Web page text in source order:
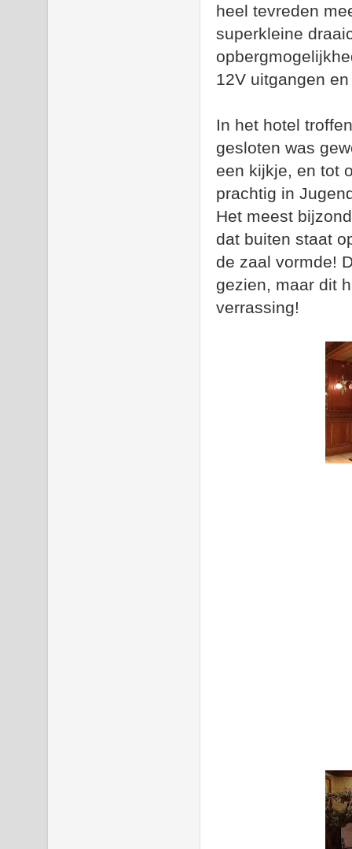
heel tevreden
superkleine
12V uitgangen
In het hotel
gesloten was
een kijkje, en tot
prachtig in
Het meest
dat buiten staat
de zaal vormde!
gezien, maar dit
verrassing!